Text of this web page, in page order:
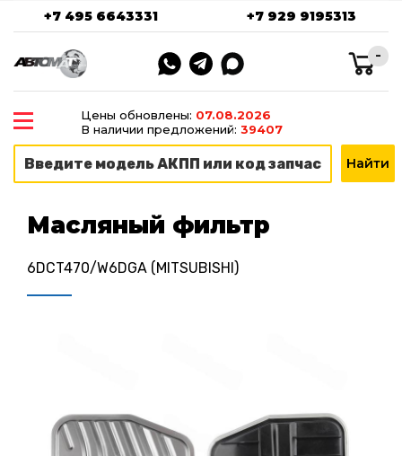
+7 495 6643331 +7 929 9195313
-
Цены обновлены: 07.08.2026
В наличии предложений: 39407
Масляный фильтр
6DCT470/W6DGA (MITSUBISHI)